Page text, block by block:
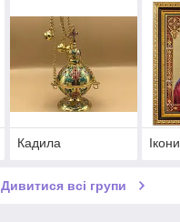
Кадила Ікони
Дивитися всі групи